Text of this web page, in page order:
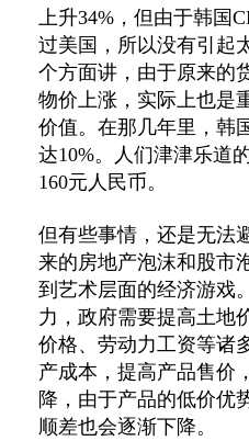
上升34%，但由于韩国
过美国，所以没有引起
个方面讲，由于原来的
物价上涨，实际上也是
价值。在那几年里，韩
达10%。人们津津乐道
160元人民币。
但有些事情，还是无法
来的房地产泡沫和股市
到艺术层面的经济游戏
力，政府需要提高土地
价格、劳动力工资等诸
产成本，提高产品售价
降，由于产品的低价优
顺差也会逐渐下降。